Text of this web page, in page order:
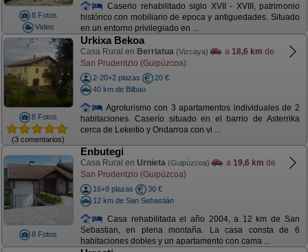
8 Fotos
Video
Caserio rehabilitado siglo XVII - XVIII, patrimonio
histórico con mobiliario de epoca y antiguedades. Situado
en un entorno privilegiado en ...
8 Fotos
(3 comentarios)
Urkixa Bekoa
Casa Rural en Berriatua (Vizcaya) a 18,6 km de
San Prudentzio (Guipúzcoa)
2-20+2 plazas
20 €
40 km de Bilbao
Agroturismo con 3 apartamentos individuales de 2
habitaciones. Caserío situado en el barrio de Asterrika
cerca de Lekeitio y Ondarroa con vi ...
8 Fotos
Enbutegi
Casa Rural en Urnieta (Guipúzcoa) a 19,6 km de
San Prudentzio (Guipúzcoa)
16+8 plazas
30 €
12 km de San Sebastián
Casa rehabilitada el año 2004, a 12 km de San
Sebastian, en plena montaña. La casa consta de 6
habitaciones dobles y un apartamento con cama ...